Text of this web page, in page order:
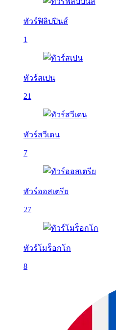
ทัวร์ฟิลิปปินส์
1
ทัวร์สเปน
21
ทัวร์สวีเดน
7
ทัวร์ออสเตรีย
27
ทัวร์โมร็อกโก
8